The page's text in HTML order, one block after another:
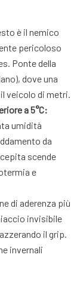
è il nemico
pericoloso
Ponte della
dove una
veicolo di metri.
a 5°C:
umidità
da
scende
e
di aderenza più
invisibile
il grip.
invernali